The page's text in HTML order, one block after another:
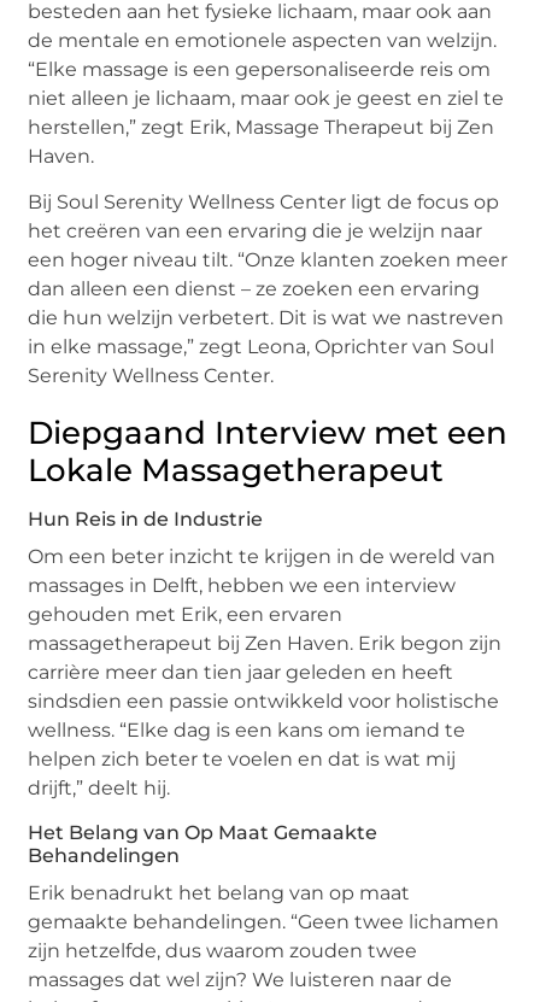
besteden aan het fysieke lichaam, maar ook aan
de mentale en emotionele aspecten van welzijn.
“Elke massage is een gepersonaliseerde reis om
niet alleen je lichaam, maar ook je geest en ziel te
herstellen,” zegt Erik, Massage Therapeut bij Zen
Haven.
Bij Soul Serenity Wellness Center ligt de focus op
het creëren van een ervaring die je welzijn naar
een hoger niveau tilt. “Onze klanten zoeken meer
dan alleen een dienst – ze zoeken een ervaring
die hun welzijn verbetert. Dit is wat we nastreven
in elke massage,” zegt Leona, Oprichter van Soul
Serenity Wellness Center.
Diepgaand Interview met een
Lokale Massagetherapeut
Hun Reis in de Industrie
Om een beter inzicht te krijgen in de wereld van
massages in Delft, hebben we een interview
gehouden met Erik, een ervaren
massagetherapeut bij Zen Haven. Erik begon zijn
carrière meer dan tien jaar geleden en heeft
sindsdien een passie ontwikkeld voor holistische
wellness. “Elke dag is een kans om iemand te
helpen zich beter te voelen en dat is wat mij
drijft,” deelt hij.
Het Belang van Op Maat Gemaakte
Behandelingen
Erik benadrukt het belang van op maat
gemaakte behandelingen. “Geen twee lichamen
zijn hetzelfde, dus waarom zouden twee
massages dat wel zijn? We luisteren naar de